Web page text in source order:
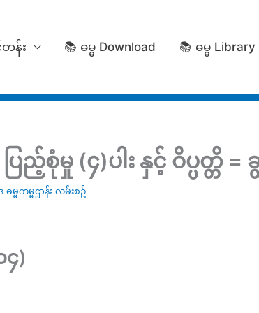
န်း 📚 ဓမ္ဓ Download 📚 ဓမ္ဓ Library
စုံမှု (၄)ပါး နှင့် ဝိပ္ပတ္တိ =
ဓမ္မကမ္မဌာန်း လမ်းစဥ်
၄)